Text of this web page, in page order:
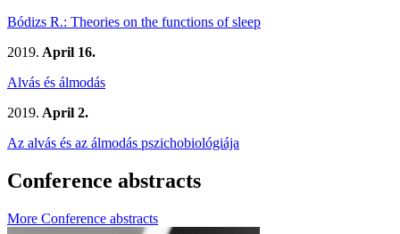
Bódizs R.: Theories on the functions of sleep
2019. April 16.
Alvás és álmodás
2019. April 2.
Az alvás és az álmodás pszichobiológiája
Conference abstracts
More Conference abstracts